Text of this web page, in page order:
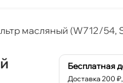
масляный (W712/54,
Бесплатная
Доставка200